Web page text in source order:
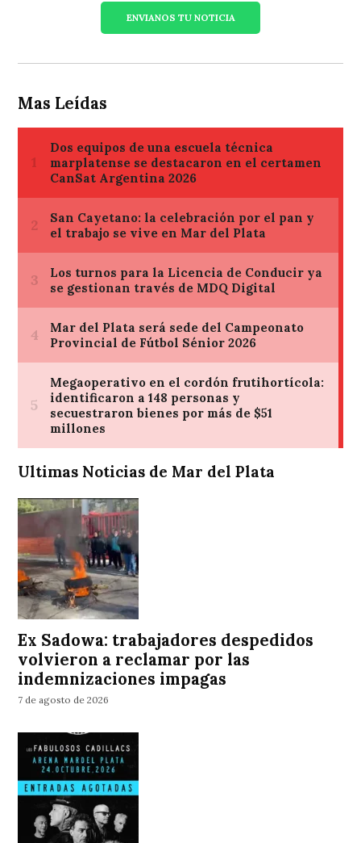
ENVIANOS TU NOTICIA
Mas Leídas
Ultimas Noticias de Mar del Plata
Ex Sadowa: trabajadores despedidos
volvieron a reclamar por las
indemnizaciones impagas
7 de agosto de 2026